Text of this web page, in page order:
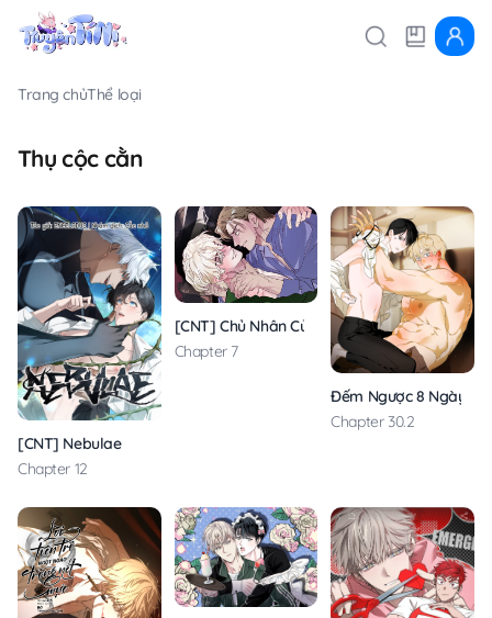
Trang chủThể loại
Thụ cộc cằn
[CNT] Nebulae
Chapter 12
[CNT] Chủ Nhân Của C
Chapter 7
Đếm Ngược 8 Ngày
Chapter 30.2